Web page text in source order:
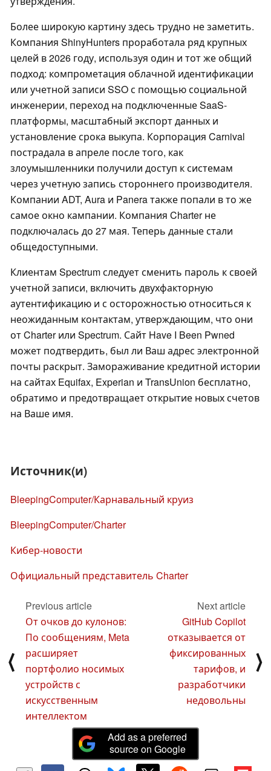
Более широкую картину здесь трудно не заметить.
Компания ShinyHunters проработала ряд крупных
целей в 2026 году, используя один и тот же общий
подход: компрометация облачной идентификации
или учетной записи SSO с помощью социальной
инженерии, переход на подключенные SaaS-
платформы, масштабный экспорт данных и
установление срока выкупа. Корпорация Carnival
пострадала в апреле после того, как
злоумышленники получили доступ к системам
через учетную запись стороннего производителя.
Компании ADT, Aura и Panera также попали в то же
самое окно кампании. Компания Charter не
подключалась до 27 мая. Теперь данные стали
общедоступными.
Клиентам Spectrum следует сменить пароль к своей
учетной записи, включить двухфакторную
аутентификацию и с осторожностью относиться к
неожиданным контактам, утверждающим, что они
от Charter или Spectrum. Сайт Have I Been Pwned
может подтвердить, был ли Ваш адрес электронной
почты раскрыт. Замораживание кредитной истории
на сайтах Equifax, Experian и TransUnion бесплатно,
обратимо и предотвращает открытие новых счетов
на Ваше имя.
Источник(и)
BleepingComputer/Карнавальный круиз
BleepingComputer/Charter
Кибер-новости
Официальный представитель Charter
⟨
Previous article
От очков до кулонов:
По сообщениям, Meta
расширяет
портфолио носимых
устройств с
искусственным
интеллектом
Next article
GitHub Copilot
отказывается от
фиксированных
тарифов, и
разработчики
недовольны
⟩
Add as a preferred
source on Google